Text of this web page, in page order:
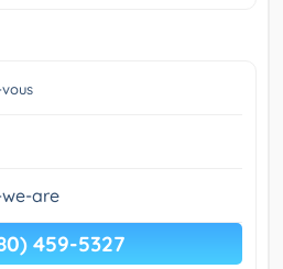
are
459-5327